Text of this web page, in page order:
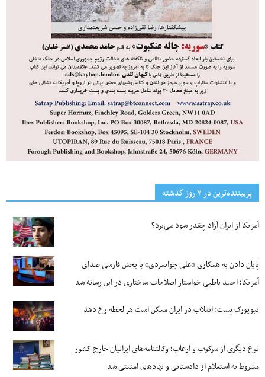
پربیننده‌ترین‌ در ۷ روز گذشته
آمریکا از ایران آزاد چقدر سود می‌برد؟
پایان دادن به همکاری «علی جوانمردی» با بخش فارسی صدای
آمریکا؛ احمد باطبی خواستار اصلاحات ساختاری در این رسانه شد
نیویورک پست: انقلاب در ایران ممکن است هر لحظه رخ دهد
نوع دیگری از سرکوب و ارعاب؛ وکالتنامه‌های ایرانیان خارج کشور
مشروط به استعلام از دادستانی و نهادهای امنیتی شد